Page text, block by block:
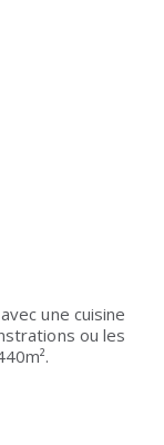
une cuisine
ou les